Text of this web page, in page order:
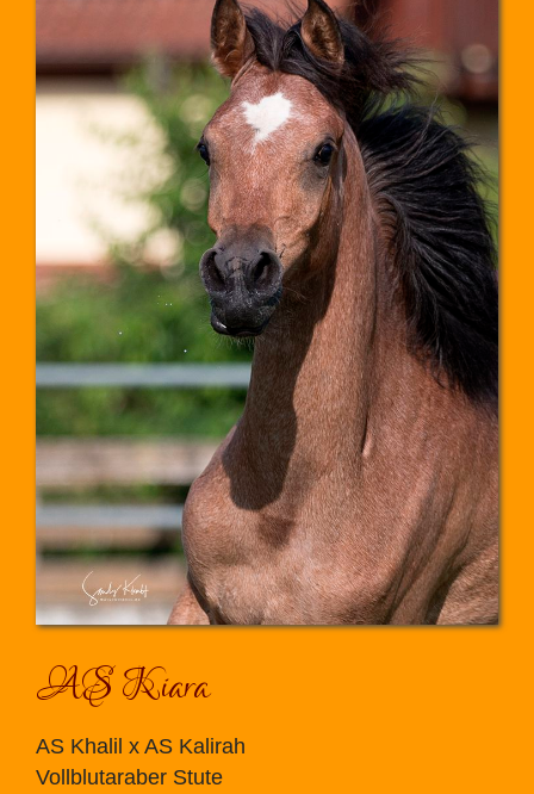
AS Kiara
AS Khalil x AS Kalirah
Vollblutaraber Stute